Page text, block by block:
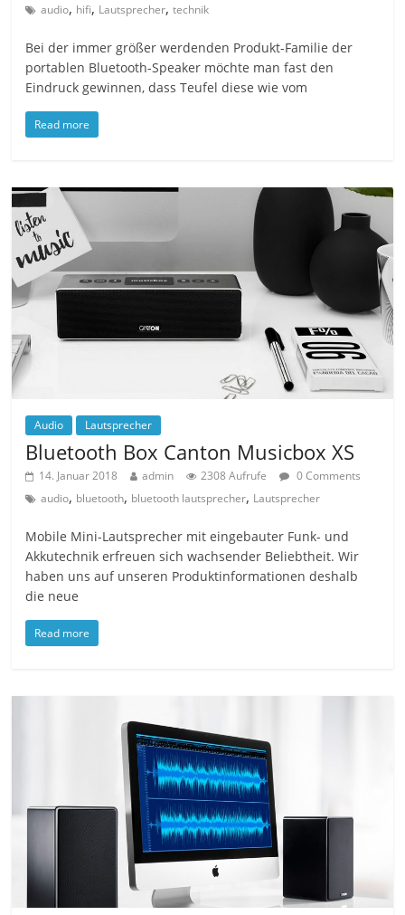
audio, hifi, Lautsprecher,technik
Bei der immer größer werdenden Produkt-Familie der
portablen Bluetooth-Speaker möchte man fast den
Eindruck gewinnen, dass Teufel diese wie vom
Read more
Audio Lautsprecher
Bluetooth Box Canton Musicbox XS
14. Januar 2018 admin 2308 Aufrufe
0 Comments
audio, bluetooth, bluetooth lautsprecher, Lautsprecher
Mobile Mini-Lautsprecher mit eingebauter Funk- und
Akkutechnik erfreuen sich wachsender Beliebtheit. Wir
haben uns auf unseren Produktinformationen deshalb
die neue
Read more